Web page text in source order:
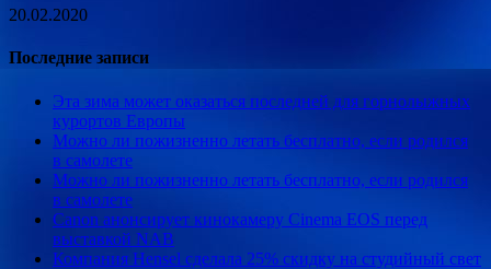
20.02.2020
Последние записи
Эта зима может оказаться последней для горнолыжных
курортов Европы
Можно ли пожизненно летать бесплатно, если родился
в самолете
Можно ли пожизненно летать бесплатно, если родился
в самолете
Canon анонсирует кинокамеру Cinema EOS перед
выставкой NAB
Компания Hensel сделала 25% скидку на студийный свет